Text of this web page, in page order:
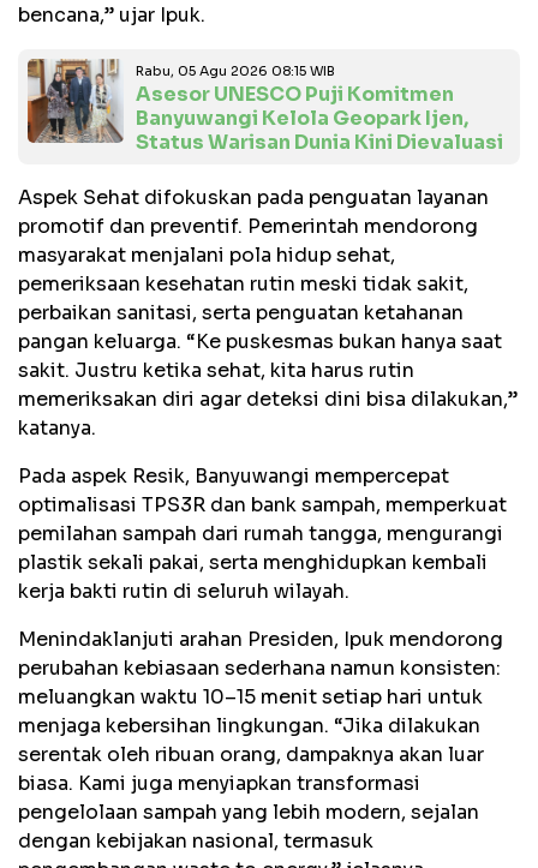
bencana,” ujar Ipuk.
Rabu, 05 Agu 2026 08:15 WIB
Asesor UNESCO Puji Komitmen
Banyuwangi Kelola Geopark Ijen,
Status Warisan Dunia Kini Dievaluasi
Aspek Sehat difokuskan pada penguatan layanan
promotif dan preventif. Pemerintah mendorong
masyarakat menjalani pola hidup sehat,
pemeriksaan kesehatan rutin meski tidak sakit,
perbaikan sanitasi, serta penguatan ketahanan
pangan keluarga. “Ke puskesmas bukan hanya saat
sakit. Justru ketika sehat, kita harus rutin
memeriksakan diri agar deteksi dini bisa dilakukan,”
katanya.
Pada aspek Resik, Banyuwangi mempercepat
optimalisasi TPS3R dan bank sampah, memperkuat
pemilahan sampah dari rumah tangga, mengurangi
plastik sekali pakai, serta menghidupkan kembali
kerja bakti rutin di seluruh wilayah.
Menindaklanjuti arahan Presiden, Ipuk mendorong
perubahan kebiasaan sederhana namun konsisten:
meluangkan waktu 10–15 menit setiap hari untuk
menjaga kebersihan lingkungan. “Jika dilakukan
serentak oleh ribuan orang, dampaknya akan luar
biasa. Kami juga menyiapkan transformasi
pengelolaan sampah yang lebih modern, sejalan
dengan kebijakan nasional, termasuk